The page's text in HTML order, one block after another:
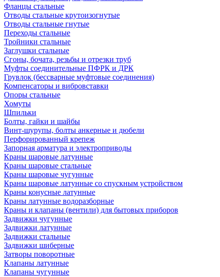
Фланцы стальные
Отводы стальные крутоизогнутые
Отводы стальные гнутые
Переходы стальные
Тройники стальные
Заглушки стальные
Сгоны, бочата, резьбы и отрезки труб
Муфты соединительные ПФРК и ДРК
Грувлок (бессварные муфтовые соединения)
Компенсаторы и вибровставки
Опоры стальные
Хомуты
Шпильки
Болты, гайки и шайбы
Винт-шурупы, болты анкерные и дюбели
Перфорированный крепеж
Запорная арматура и электроприводы
Краны шаровые латунные
Краны шаровые стальные
Краны шаровые чугунные
Краны шаровые латунные со спускным устройством
Краны конусные латунные
Краны латунные водоразборные
Краны и клапаны (вентили) для бытовых приборов
Задвижки чугунные
Задвижки латунные
Задвижки стальные
Задвижки шиберные
Затворы поворотные
Клапаны латунные
Клапаны чугунные